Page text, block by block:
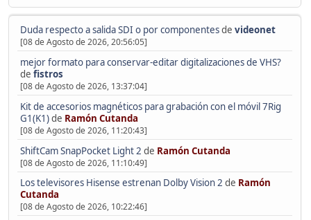
Duda respecto a salida SDI o por componentesde videonet
[08 de Agosto de 2026, 20:56:05]
mejor formato para conservar-editar digitalizaciones de VHS?
de fistros
[08 de Agosto de 2026, 13:37:04]
Kit de accesorios magnéticos para grabación con el móvil 7Rig
G1(K1)de Ramón Cutanda
[08 de Agosto de 2026, 11:20:43]
ShiftCam SnapPocket Light 2 de Ramón Cutanda
[08 de Agosto de 2026, 11:10:49]
Los televisores Hisense estrenan Dolby Vision 2 de Ramón
Cutanda
[08 de Agosto de 2026, 10:22:46]